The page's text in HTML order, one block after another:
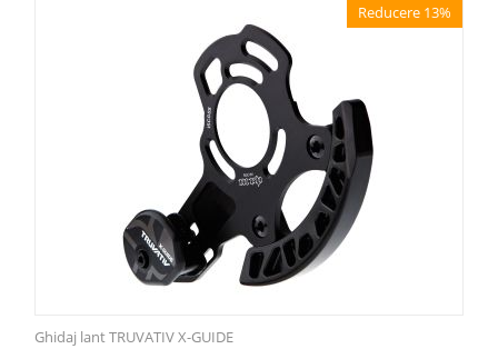
Reducere 13%
Ghidaj lant TRUVATIV X-GUIDE